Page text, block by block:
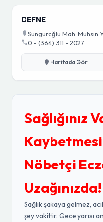
DEFNE
Sunguroğlu Mah. Muhsin
0 - (364) 311 - 2027
Haritada Gör
Sağlığınız
Nöbetçi
Uzağınızda!
Sağlık şakaya gelmez,
şey vakittir. Gece yarısı